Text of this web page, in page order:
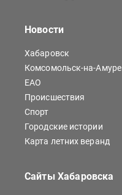
Новости
Хабаровск
Комсомольск-на-Амуре
ЕАО
Происшествия
Спорт
Городские истории
Карта летних веранд
Сайты Хабаровска